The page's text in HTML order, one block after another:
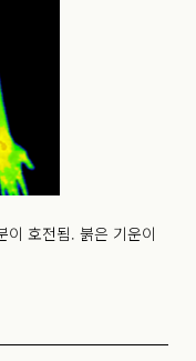
이 호전됨. 붉은 기운이